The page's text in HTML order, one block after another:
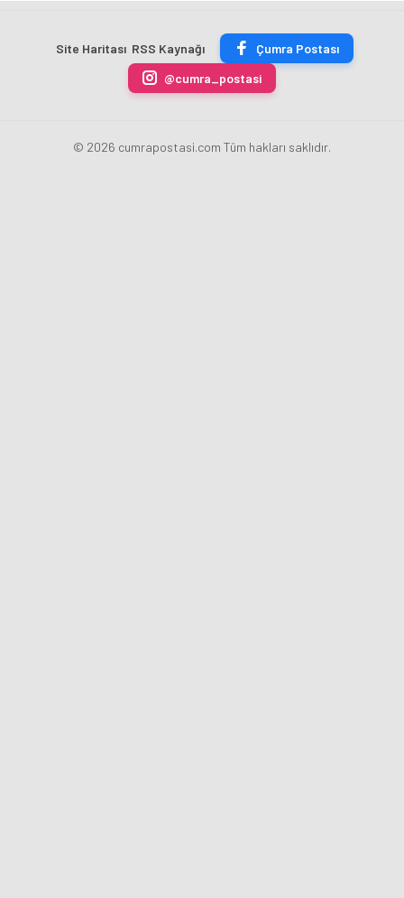
Yükseliyor
Açıkladı
Site Haritası RSS Kaynağı
Çumra Postası
@cumra_postasi
© 2026 cumrapostasi.com Tüm hakları saklıdır.